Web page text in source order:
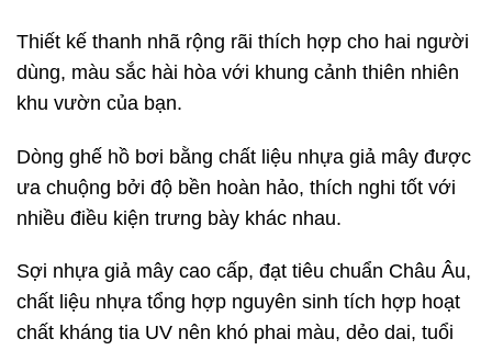
Thiết kế thanh nhã rộng rãi thích hợp cho hai người
dùng, màu sắc hài hòa với khung cảnh thiên nhiên
khu vườn của bạn.
Dòng ghế hồ bơi bằng chất liệu nhựa giả mây được
ưa chuộng bởi độ bền hoàn hảo, thích nghi tốt với
nhiều điều kiện trưng bày khác nhau.
Sợi nhựa giả mây cao cấp, đạt tiêu chuẩn Châu Âu,
chất liệu nhựa tổng hợp nguyên sinh tích hợp hoạt
chất kháng tia UV nên khó phai màu, dẻo dai, tuổi